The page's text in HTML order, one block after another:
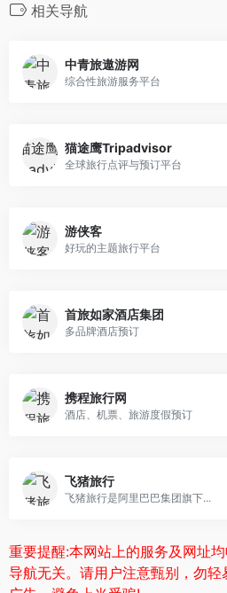
相关导航
中青旅遨游网
综合性旅游服务平台
猫途鹰Tripadvisor
全球旅行点评与预订平台
游侠客
好玩的主题旅行平台
首旅如家酒店集团
多品牌酒店预订
携程旅行网
酒店、机票、旅游度假预订
飞猪旅行
飞猪旅行是阿里巴巴集团旗下...
重要提醒:本网站上的服务及网址
导航无关。请用户注意甄别，勿轻